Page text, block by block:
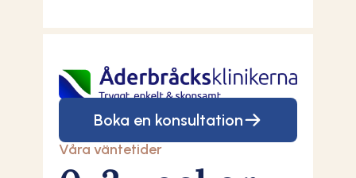
Boka en konsultation
Våra väntetider